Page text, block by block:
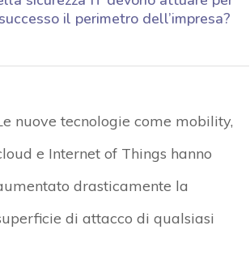
il perimetro dell’impresa?
nuove tecnologie come mobility,
e Internet of Things hanno
drasticamente la
di attacco di qualsiasi